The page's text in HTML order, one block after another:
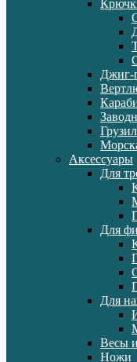
Джиг-
Аксессуары
Для
Для
Для
Весы
Ножи